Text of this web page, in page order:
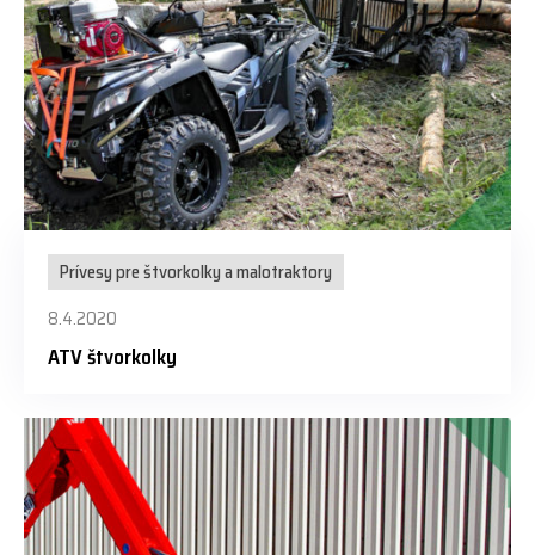
Prívesy pre štvorkolky a malotraktory
8.4.2020
ATV štvorkolky